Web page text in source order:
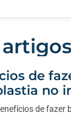
de
no
de fazer